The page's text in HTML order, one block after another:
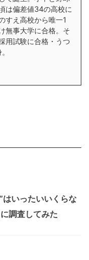
は偏差値34の高校に
すえ高校から唯一1
無事大学に合格。そ
用試験に合格・うつ
はいったいいくらな
調査してみた